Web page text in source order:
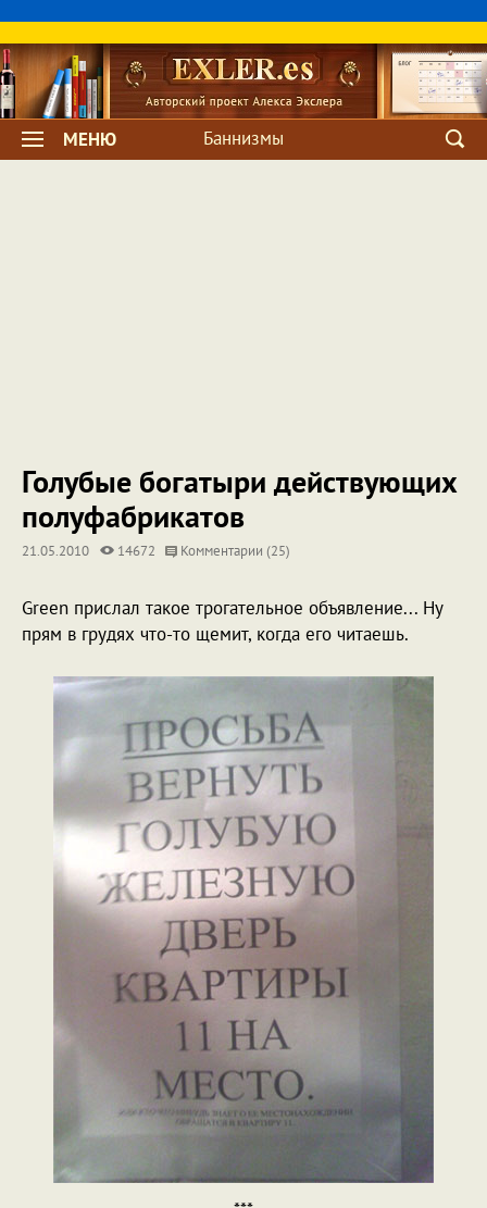
МЕНЮ Баннизмы
Голубые богатыри действующих
полуфабрикатов
21.05.2010 14672 Комментарии (25)
Green прислал такое трогательное объявление... Ну
прям в грудях что-то щемит, когда его читаешь.